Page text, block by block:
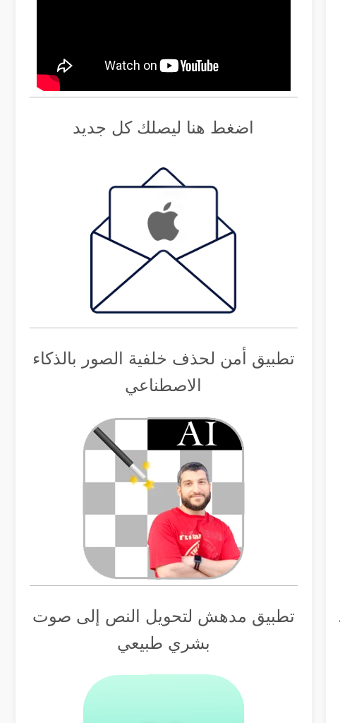
اضغط هنا ليصلك كل جديد
تطبيق أمن لحذف خلفية الصور بالذكاء
الاصطناعي
تطبيق مدهش لتحويل النص إلى صوت
بشري طبيعي